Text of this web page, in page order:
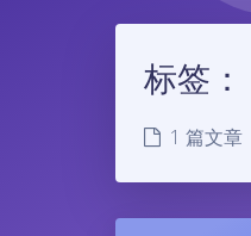
标签：
1 篇文章